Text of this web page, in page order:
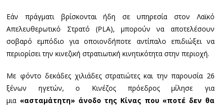
Εάν πράγματι βρίσκονται ήδη σε υπηρεσία στον Λαϊκό
Απελευθερωτικό Στρατό (PLA), μπορούν να αποτελέσουν
σοβαρό εμπόδιο για οποιονδήποτε αντίπαλο επιδιώξει να
περιορίσει την κινεζική στρατιωτική κινητικότητα στην περιοχή.
Με φόντο δεκάδες χιλιάδες στρατιώτες και την παρουσία 26
ξένων ηγετών, ο Κινέζος πρόεδρος μίλησε για
μια «ασταμάτητη» άνοδο της Κίνας που «ποτέ δεν θα